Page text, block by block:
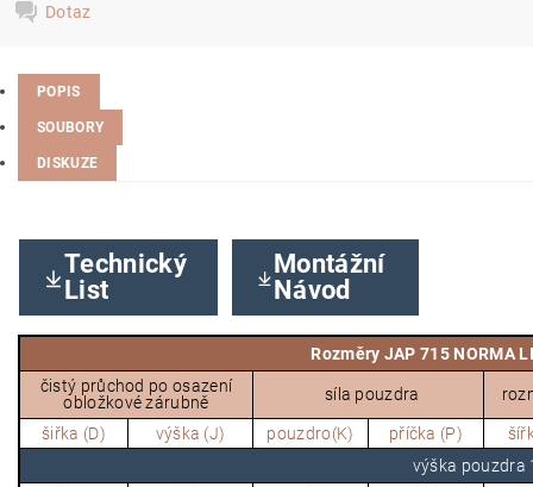
Dotaz
POPIS
SOUBORY
DISKUZE
Technický
List
Montážní
Návod
Rozměry JAP 715 NORMA
čistý průchod po osazení
obložkové zárubně
síla pouzdra
šiřka (D) výška (J) pouzdro(K) příčka (P)
výška pouzdra